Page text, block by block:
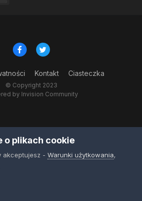
Kontakt Ciasteczka
© Copyright 2023
by Invision Community
o plikach cookie
akceptujesz - Warunki użytkowania,